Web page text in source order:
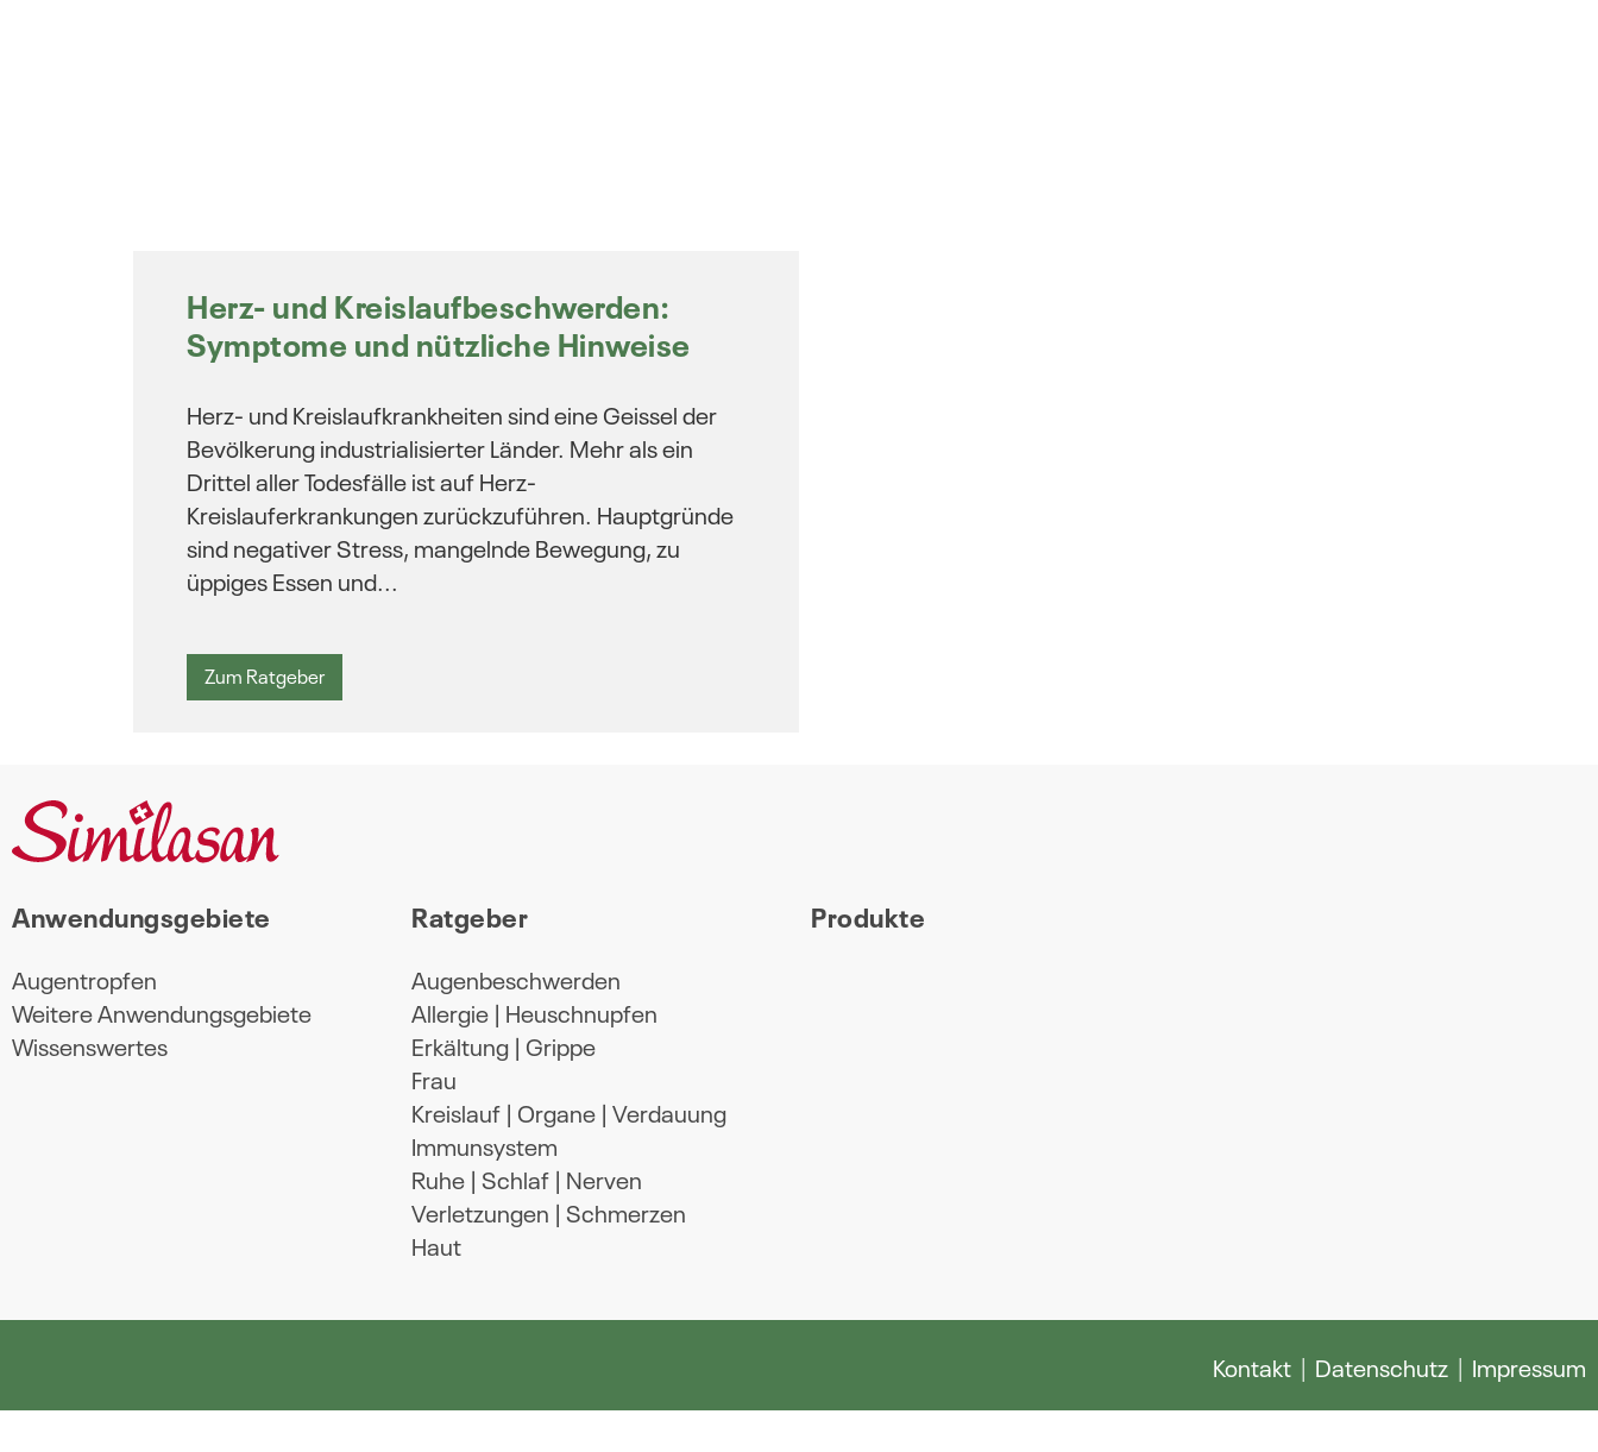
Herz- und Kreislaufbeschwerden:
Symptome und nützliche Hinweise
Herz- und Kreislaufkrankheiten sind eine Geissel der
Bevölkerung industrialisierter Länder. Mehr als ein
Drittel aller Todesfälle ist auf Herz-
Kreislauferkrankungen zurückzuführen. Hauptgründe
sind negativer Stress, mangelnde Bewegung, zu
üppiges Essen und...
Zum Ratgeber
Anwendungsgebiete
Augentropfen
Weitere Anwendungsgebiete
Wissenswertes
Ratgeber
Augenbeschwerden
Allergie | Heuschnupfen
Erkältung | Grippe
Frau
Kreislauf | Organe | Verdauung
Immunsystem
Ruhe | Schlaf | Nerven
Verletzungen | Schmerzen
Haut
Produkte
Kontakt Datenschutz Impressum